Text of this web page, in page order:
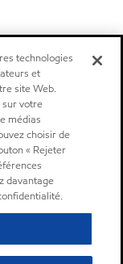
technologies
et
site Web.
votre
médias
choisir de
« Rejeter
davantage